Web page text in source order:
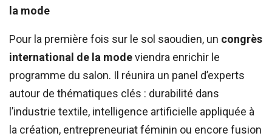
la mode
Pour la première fois sur le sol saoudien, un congrès
international de la modeviendra enrichir le
programme du salon. Il réunira un panel d’experts
autour de thématiques clés : durabilité dans
l’industrie textile, intelligence artificielle appliquée à
la création, entrepreneuriat féminin ou encore fusion